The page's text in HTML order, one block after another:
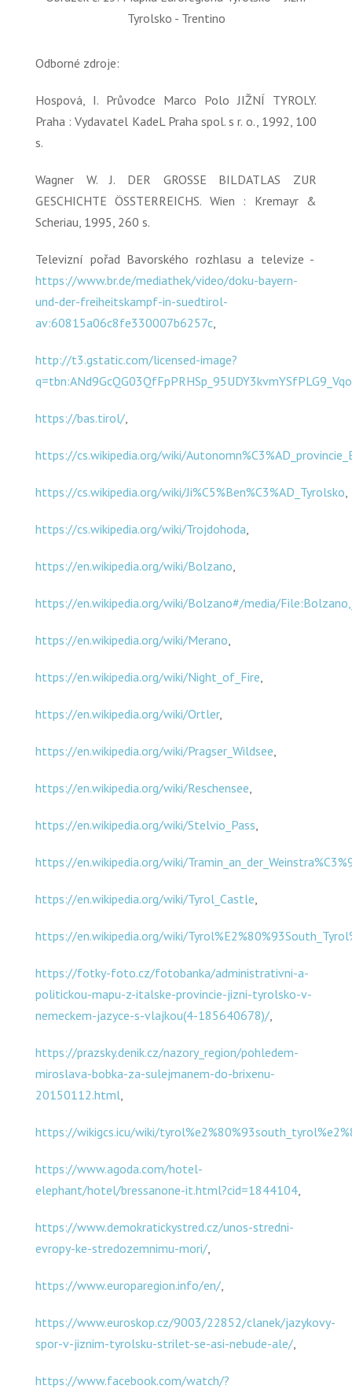
Tyrolsko - Trentino
Odborné zdroje:
Hospová, I. Průvodce Marco Polo JIŽNÍ TYROLY.
Praha : Vydavatel KadeL Praha spol. s r. o., 1992, 100
s.
Wagner W. J. DER GROSSE BILDATLAS ZUR
GESCHICHTEÖSSTERREICHS. Wien : Kremayr &
Scheriau, 1995, 260 s.
Televizní pořad Bavorského rozhlasu a televize -
https://www.br.de/mediathek/video/doku-bayern-
und-der-freiheitskampf-in-suedtirol-
av:60815a06c8fe330007b6257c,
http://t3.gstatic.com/licensed-image?
https://bas.tirol/,
https://cs.wikipedia.org/wiki/
https://cs.wikipedia.org/wiki/Ji%C5%Ben%C3%AD_Tyrolsko,
https://cs.wikipedia.org/wiki/Trojdohoda,
https://en.wikipedia.org/wiki/Bolzano,
https://en.wikipedia.org/wiki/Bolzano#/media/
https://en.wikipedia.org/wiki/Merano,
https://en.wikipedia.org/wiki/Night_of_Fire,
https://en.wikipedia.org/wiki/Ortler,
https://en.wikipedia.org/wiki/Pragser_Wildsee,
https://en.wikipedia.org/wiki/Reschensee,
https://en.wikipedia.org/wiki/Stelvio_Pass,
https://en.wikipedia.org/wiki/
https://en.wikipedia.org/wiki/Tyrol_Castle,
https://en.wikipedia.org/wiki/
https://fotky-foto.cz/fotobanka/administrativni-a-
politickou-mapu-z-italske-provincie-jizni-tyrolsko-v-
nemeckem-jazyce-s-vlajkou(4-185640678)/,
https://prazsky.denik.cz/nazory_region/pohledem-
miroslava-bobka-za-sulejmanem-do-brixenu-
20150112.html,
https://wikigcs.icu/wiki/
https://www.agoda.com/hotel-
elephant/hotel/bressanone-it.html?cid=1844104,
https://www.demokratickystred.cz/unos-stredni-
evropy-ke-stredozemnimu-mori/,
https://www.europaregion.info/en/,
https://www.euroskop.cz/9003/22852/clanek/jazykovy-
spor-v-jiznim-tyrolsku-strilet-se-asi-nebude-ale/,
https://www.facebook.com/watch/?